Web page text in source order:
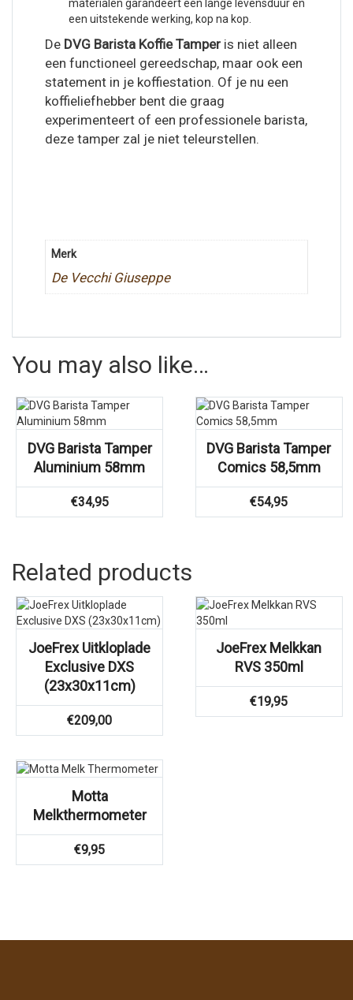
materialen garandeert een lange levensduur en
een uitstekende werking, kop na kop.
De DVG Barista Koffie Tamper is niet alleen
een functioneel gereedschap, maar ook een
statement in je koffiestation. Of je nu een
koffieliefhebber bent die graag
experimenteert of een professionele barista,
deze tamper zal je niet teleurstellen.
Merk
De Vecchi Giuseppe
You may also like…
DVG Barista Tamper
Aluminium 58mm
€34,95
DVG Barista Tamper
Comics 58,5mm
€54,95
Related products
JoeFrex Uitkloplade
Exclusive DXS
(23x30x11cm)
€209,00
JoeFrex Melkkan
RVS 350ml
€19,95
Motta
Melkthermometer
€9,95